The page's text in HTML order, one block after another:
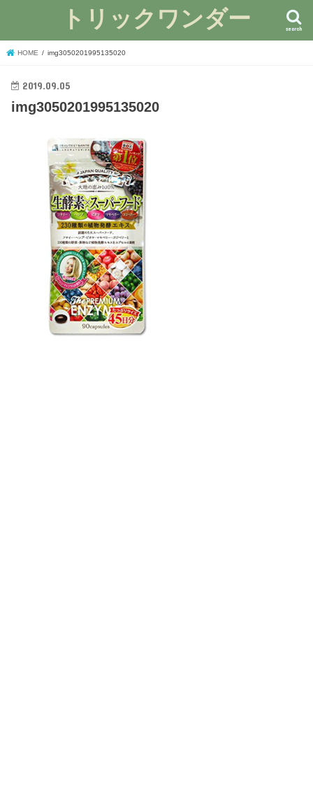
トリックワンダー search
HOME img3050201995135020
2019.09.05
img3050201995135020